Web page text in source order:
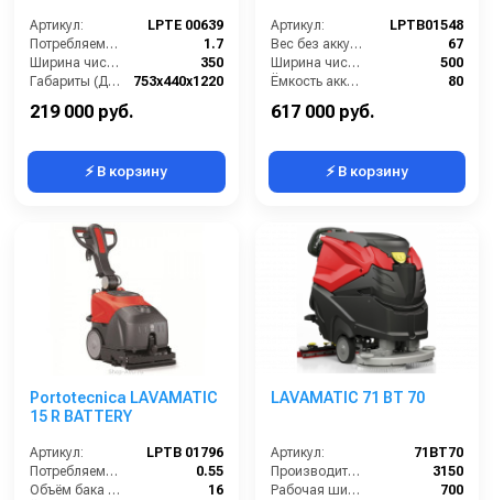
Артикул:
LPTE 00639
Потребляемая мощность (кВт):
1.7
Ширина чистки щёток (мм):
350
Габариты (ДхШхВ):
753х440х1220
219 000 руб.
⚡ В корзину
Артикул:
LPTB01548
Вес без аккумуляторов (кг):
67
Ширина чистки щёток (мм):
500
Ёмкость аккумуляторов (Ач):
80
617 000 руб.
⚡ В корзину
Portotecnica LAVAMATIC
15 R BATTERY
Артикул:
LPTB 01796
Потребляемая мощность (кВт):
0.55
Объём бака для чистой воды (л):
16
LAVAMATIC 71 BT 70
Артикул:
71BT70
Производительность (м3/час):
3150
Рабочая ширина (мм):
700